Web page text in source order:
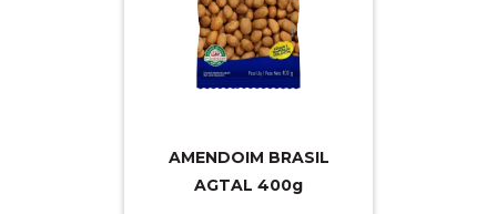
AMENDOIM BRASIL
AGTAL 400g